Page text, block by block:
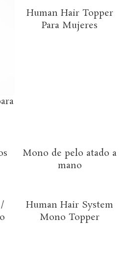
Human Hair Topper
Para Mujeres
Mono de pelo atado a
mano
Human Hair System
Mono Topper